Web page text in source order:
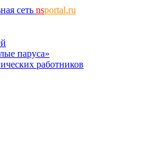
сеть nsportal.ru
паруса»
работников